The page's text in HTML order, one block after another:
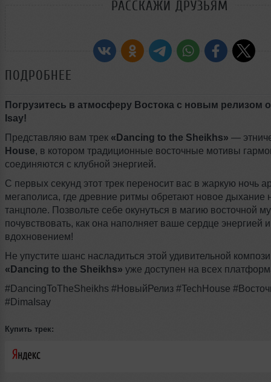
РАССКАЖИ ДРУЗЬЯМ
ПОДРОБНЕЕ
Погрузитесь в атмосферу Востока с новым релизом
Isay!
Представляю вам трек «Dancing to the Sheikhs» —
House, в котором традиционные восточные мотивы
соединяются с клубной энергией.
С первых секунд этот трек переносит вас в жаркую ночь
мегаполиса, где древние ритмы обретают новое дыхание
танцполе. Позвольте себе окунуться в магию восточной
почувствовать, как она наполняет ваше сердце энергией и
вдохновением!
Не упустите шанс насладиться этой удивительной
«Dancing to the Sheikhs» уже доступен на всех
#DancingToTheSheikhs #НовыйРелиз #TechHouse
#DimaIsay
Купить трек: